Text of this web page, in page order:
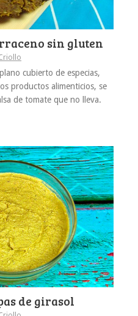
sin gluten
cubierto de especias,
productos alimenticios, se
de tomate que no lleva.
de girasol